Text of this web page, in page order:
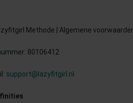
Methode | Algemene
80106412
support@lazyfitgirl.nl